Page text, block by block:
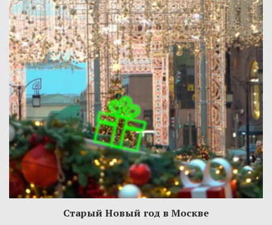
Старый Новый год в Москве